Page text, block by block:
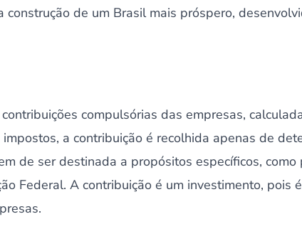
construção de um Brasil mais próspero,
compulsórias das empresas,
a contribuição é recolhida apenas de
de ser destinada a propósitos específicos,
Federal. A contribuição é um investimento, pois